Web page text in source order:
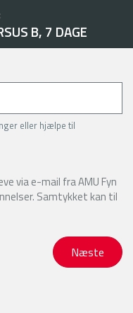
B, 7 DAGE
eller hjælpe til
via e-mail fra AMU Fyn
Samtykket kan til